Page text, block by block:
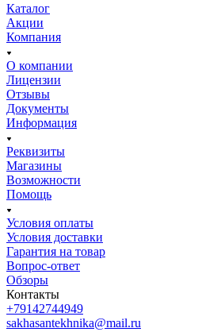
Каталог
Акции
Компания
О компании
Лицензии
Отзывы
Документы
Информация
Реквизиты
Магазины
Возможности
Помощь
Условия оплаты
Условия доставки
Гарантия на товар
Вопрос-ответ
Обзоры
Контакты
+79142744949
sakhasantekhnika@mail.ru